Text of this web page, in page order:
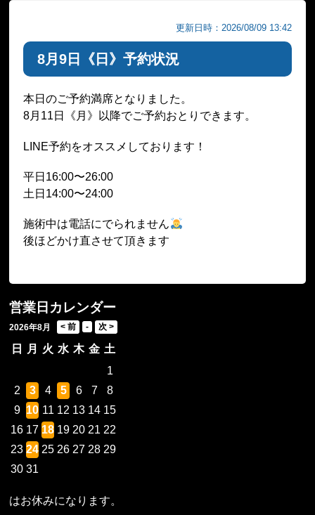
更新日時：2026/08/09 13:42
8月9日《日》予約状況
本日のご予約満席となりました。
8月11日《月》以降でご予約おとりできます。
LINE予約をオススメしております！
平日16:00〜26:00
土日14:00〜24:00
施術中は電話にでられません
後ほどかけ直させて頂きます
営業日カレンダー
2026年8月
日 月 火 水 木 金 土
1
2
3 4 5 6 7
8
9 10 11 12 13 14 15
16 17 18 19 20 21 22
23 24 25 26 27 28 29
30 31
はお休みになります。